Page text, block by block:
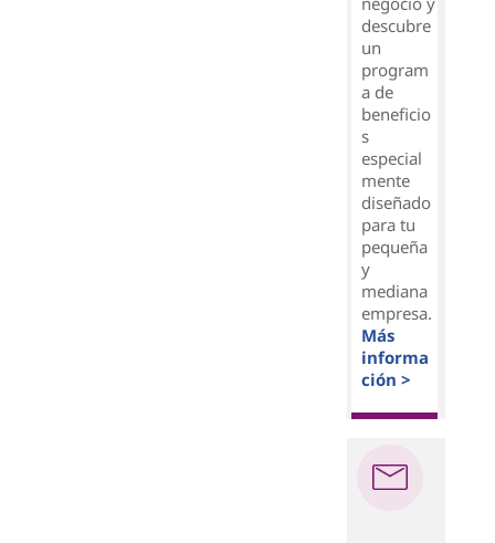
descubre
un
program
a de
beneficio
s
especial
mente
diseñado
para tu
pequeña
y
mediana
empresa.
Más
informa
ción >